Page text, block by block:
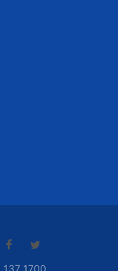
137 1700